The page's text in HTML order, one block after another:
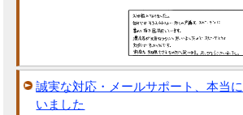
誠実な対応・メールサポート、本当
いました